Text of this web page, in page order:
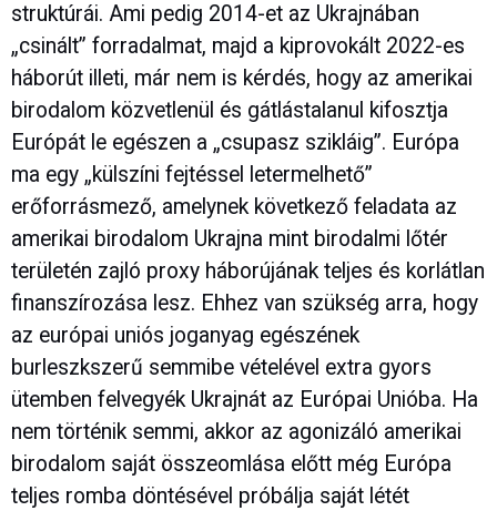
struktúrái. Ami pedig 2014-et az Ukrajnában
„csinált” forradalmat, majd a kiprovokált 2022-es
háborút illeti, már nem is kérdés, hogy az amerikai
birodalom közvetlenül és gátlástalanul kifosztja
Európát le egészen a „csupasz szikláig”. Európa
ma egy „külszíni fejtéssel letermelhető”
erőforrásmező, amelynek következő feladata az
amerikai birodalom Ukrajna mint birodalmi lőtér
területén zajló proxy háborújának teljes és korlátlan
finanszírozása lesz. Ehhez van szükség arra, hogy
az európai uniós joganyag egészének
burleszkszerű semmibe vételével extra gyors
ütemben felvegyék Ukrajnát az Európai Unióba. Ha
nem történik semmi, akkor az agonizáló amerikai
birodalom saját összeomlása előtt még Európa
teljes romba döntésével próbálja saját létét